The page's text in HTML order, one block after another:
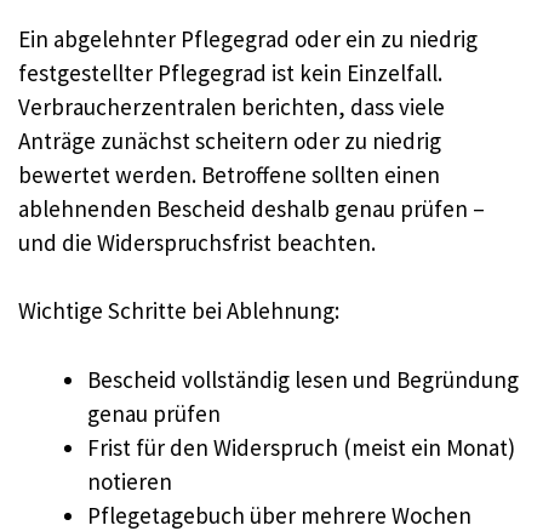
Ein abgelehnter Pflegegrad oder ein zu niedrig
festgestellter Pflegegrad ist kein Einzelfall.
Verbraucherzentralen berichten, dass viele
Anträge zunächst scheitern oder zu niedrig
bewertet werden. Betroffene sollten einen
ablehnenden Bescheid deshalb genau prüfen –
und die Widerspruchsfrist beachten.
Wichtige Schritte bei Ablehnung:
Bescheid vollständig lesen und Begründung
genau prüfen
Frist für den Widerspruch (meist ein Monat)
notieren
Pflegetagebuch über mehrere Wochen